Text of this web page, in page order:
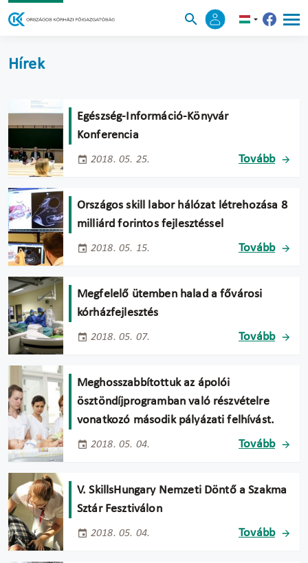
Hírek
Egészség-Információ-Könyvár
Konferencia
2018. 05. 25. Tovább
Országos skill labor hálózat létrehozása 8
milliárd forintos fejlesztéssel
2018. 05. 15. Tovább
Megfelelő ütemben halad a fővárosi
kórházfejlesztés
2018. 05. 07. Tovább
Meghosszabbítottuk az ápolói
ösztöndíjprogramban való részvételre
vonatkozó második pályázati felhívást.
2018. 05. 04. Tovább
V. SkillsHungary Nemzeti Döntő a Szakma
Sztár Fesztiválon
2018. 05. 04. Tovább